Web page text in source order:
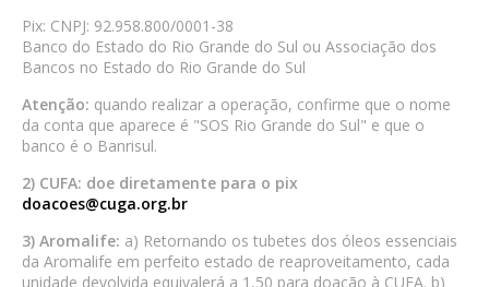
Pix: CNPJ: 92.958.800/0001-38
Banco do Estado do Rio Grande do Sul ou Associação dos
Bancos no Estado do Rio Grande do Sul
Atenção: quando realizar a operação, confirme que o nome
da conta que aparece é "SOS Rio Grande do Sul" e que o
banco é o Banrisul.
2) CUFA: doe diretamente para o pix
doacoes@cuga.org.br
3) Aromalife: a) Retornando os tubetes dos óleos essenciais
da Aromalife em perfeito estado de reaproveitamento, cada
unidade devolvida equivalerá a 1,50 para doação à CUFA. b)